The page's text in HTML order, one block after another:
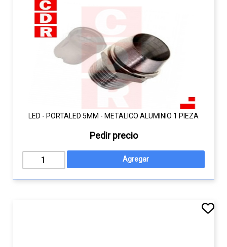
LED - PORTALED 5MM - METALICO ALUMINIO 1 PIEZA
Pedir precio